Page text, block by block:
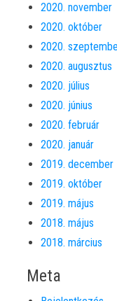
2020. november
2020. október
2020.
2020. augusztus
2020. július
2020. június
2020. február
2020. január
2019. december
2019. október
2019. május
2018. május
2018. március
Meta